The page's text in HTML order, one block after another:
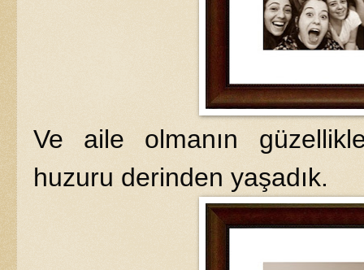
Ve aile olmanın
huzuru derinden yaşadık.